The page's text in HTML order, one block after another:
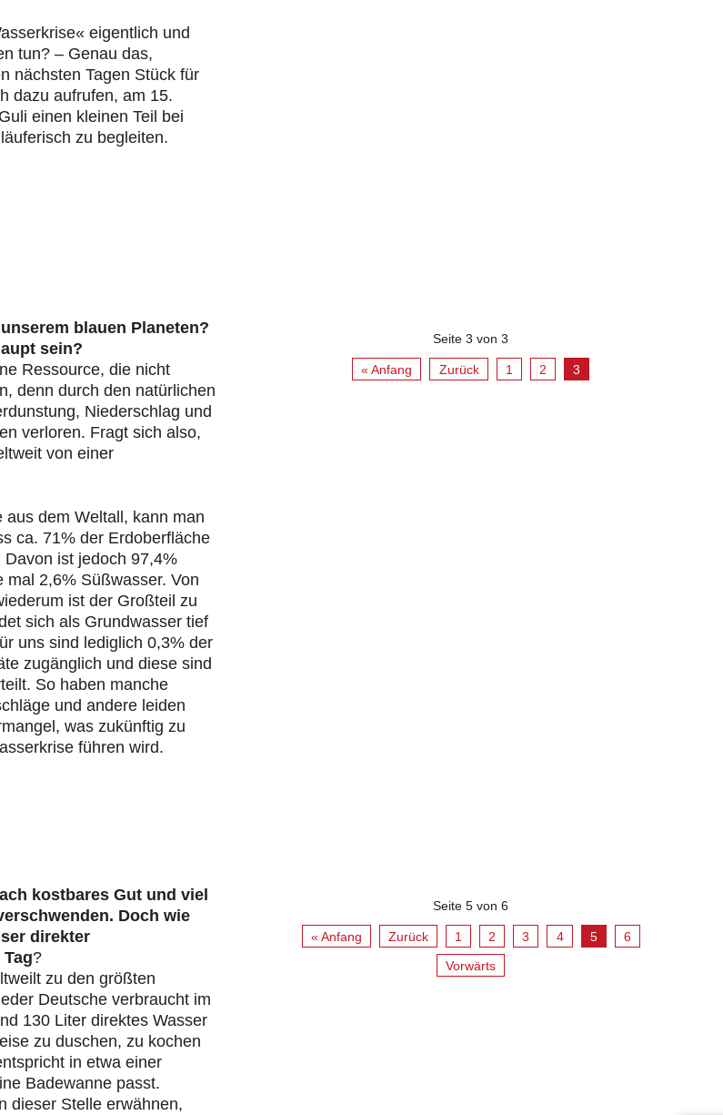
eigentlich und
tun? – Genau das,
nächsten Tagen Stück für
dazu aufrufen, am 15.
einen kleinen Teil bei
zu begleiten.
blauen Planeten?
sein?
Ressource, die nicht
denn durch den natürlichen
Niederschlag und
verloren. Fragt sich also,
von einer
aus dem Weltall, kann man
ca. 71% der Erdoberfläche
ist jedoch 97,4%
mal 2,6% Süßwasser. Von
ist der Großteil zu
sich als Grundwasser tief
uns sind lediglich 0,3% der
zugänglich und diese sind
So haben manche
und andere leiden
was zukünftig zu
führen wird.
Seite 3 von 3
« Anfang Zurück 1 2 3
kostbares Gut und viel
Doch wie
direkter
?
zu den größten
Deutsche verbraucht im
130 Liter direktes Wasser
zu duschen, zu kochen
in etwa einer
Badewanne passt.
dieser Stelle erwähnen,
Seite 5 von 6
« Anfang Zurück 1 2 3 4 5
6
Vorwärts